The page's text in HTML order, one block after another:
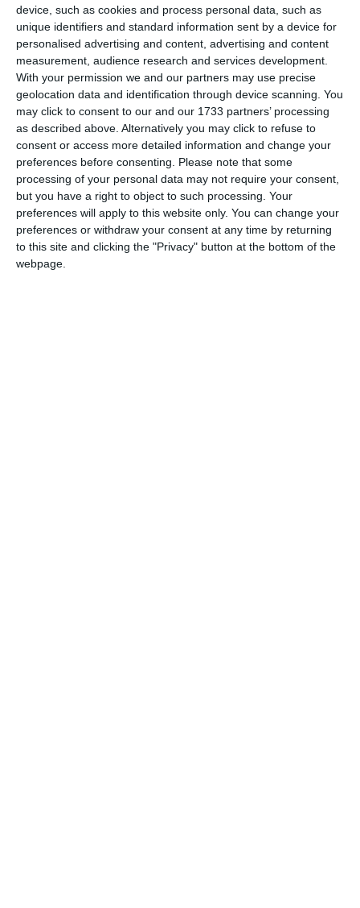
device, such as cookies and process personal data, such as
unique identifiers and standard information sent by a device for
personalised advertising and content, advertising and content
measurement, audience research and services development.
With your permission we and our partners may use precise
geolocation data and identification through device scanning. You
may click to consent to our and our 1733 partners’ processing
as described above. Alternatively you may click to refuse to
consent or access more detailed information and change your
preferences before consenting.
Please note that some
processing of your personal data may not require your consent,
but you have a right to object to such processing. Your
preferences will apply to this website only. You can change your
preferences or withdraw your consent at any time by returning
to this site and clicking the "Privacy" button at the bottom of the
webpage.
al Ucrainei, Federației Ucrainene de Judo, instituțiilor
de presă care au mediatizat campania și al celorlalte
structuri care au contribuit la punerea la adăpost a
tuturor acestor refugiați. Alături de aceștia, un sprijin
important a venit din partea celorlalți susținători ai
activității din cadrul Clubului Sportiv Pantheon
Constanța, dintre care amintim Pantheon Grup,
fundația Orange sau Șantierul Naval Midia.
Tocmai din acest motiv, toate premiile, laudele și
diplomele acordate de cele mai înalte foruri din judo-
ul mondial, în semn de recunoștință și de apreciere la
adresa Clubului Sportiv Pantheon Constanța, li se
cuvin și acestora în egală măsură, demonstrând încă o